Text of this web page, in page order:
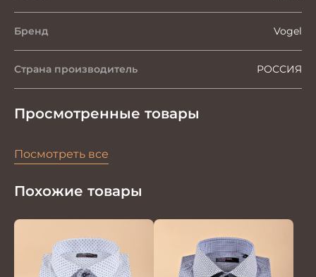
Бренд Vogel
Страна производитель РОССИЯ
Просмотренные товары
Посмотреть все
Похожие товары